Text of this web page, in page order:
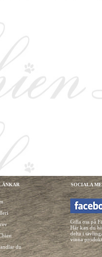
du
SOCIALA
Gilla oss på
Här kan du
delta i
vinna